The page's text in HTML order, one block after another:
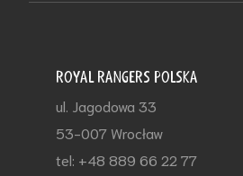
ROYAL RANGERS POLSKA
ul. Jagodowa 33
53-007 Wrocław
tel: +48 889 66 22 77